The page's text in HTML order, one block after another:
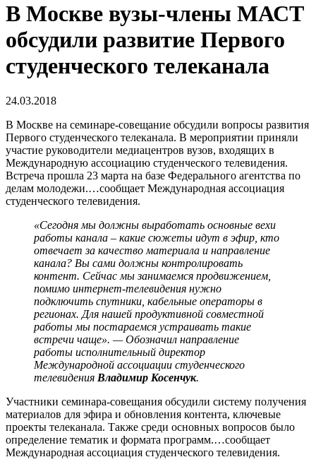
В Москве вузы-члены МАСТ
обсудили развитие Первого
студенческого телеканала
24.03.2018
В Москве на семинаре-совещание обсудили вопросы развития
Первого студенческого телеканала. В мероприятии приняли
участие руководители медиацентров вузов, входящих в
Международную ассоциацию студенческого телевидения.
Встреча прошла 23 марта на базе Федерального агентства по
делам молодежи.…сообщает Международная ассоциация
студенческого телевидения.
«Сегодня мы должны выработать основные вехи
работы канала – какие сюжеты идут в эфир, кто
отвечает за качество материала и направление
канала? Вы сами должны контролировать
контент. Сейчас мы занимаемся продвижением,
помимо интернет-телевидения нужно
подключить спутники, кабельные операторы в
регионах. Для нашей продуктивной совместной
работы мы постараемся устраивать такие
встречи чаще». — Обозначил направление
работы исполнительный директор
Международной ассоциации студенческого
телевидения Владимир Косенчук.
Участники семинара-совещания обсудили систему получения
материалов для эфира и обновления контента, ключевые
проекты телеканала. Также среди основных вопросов было
определение тематик и формата программ.…сообщает
Международная ассоциация студенческого телевидения.